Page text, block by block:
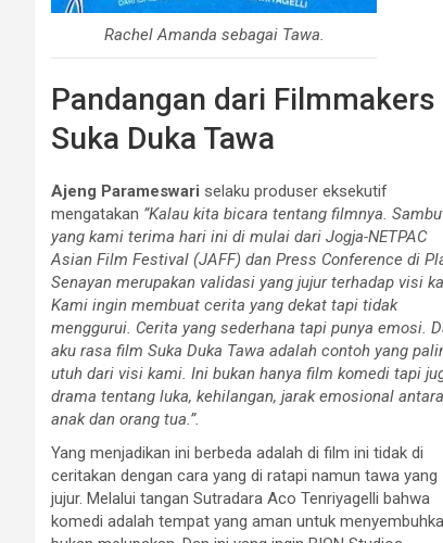
Rachel Amanda sebagai Tawa.
Pandangan dari Filmmakers
Suka Duka Tawa
Ajeng Parameswari selaku produser eksekutif
mengatakan ”Kalau kita bicara tentang filmnya.
yang kami terima hari ini di mulai dari Jogja-NETPAC
Asian Film Festival (JAFF) dan Press Conference di
Senayan merupakan validasi yang jujur terhadap visi
Kami ingin membuat cerita yang dekat tapi tidak
menggurui. Cerita yang sederhana tapi punya emosi.
aku rasa film Suka Duka Tawa adalah contoh yang
utuh dari visi kami. Ini bukan hanya film komedi tapi
drama tentang luka, kehilangan, jarak emosional antara
anak dan orang tua.”.
Yang menjadikan ini berbeda adalah di film ini tidak di
ceritakan dengan cara yang di ratapi namun tawa yang
jujur. Melalui tangan Sutradara Aco Tenriyagelli bahwa
komedi adalah tempat yang aman untuk